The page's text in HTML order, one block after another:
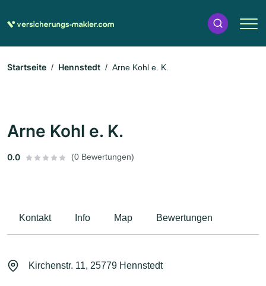
Startseite Hennstedt Arne Kohl e. K.
Arne Kohl e. K.
0.0 (0 Bewertungen)
Kontakt Info Map Bewertungen
Kirchenstr. 11, 25779 Hennstedt